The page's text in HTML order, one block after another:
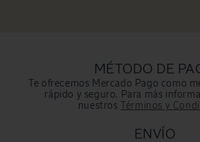
MÉTODO DE
Te ofrecemos Mercado Pago como
rápido y seguro. Para más
nuestros
Términos y
ENVÍO